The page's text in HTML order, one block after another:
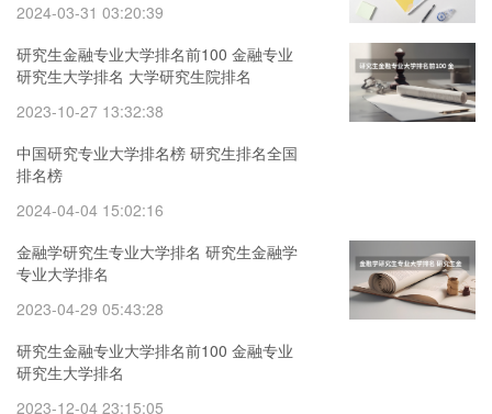
2024-03-31 03:20:39
研究生金融专业大学排名前100 金融专业
研究生大学排名 大学研究生院排名
2023-10-27 13:32:38
中国研究专业大学排名榜 研究生排名全国
排名榜
2024-04-04 15:02:16
金融学研究生专业大学排名 研究生金融学
专业大学排名
2023-04-29 05:43:28
研究生金融专业大学排名前100 金融专业
研究生大学排名
2023-12-04 23:15:05